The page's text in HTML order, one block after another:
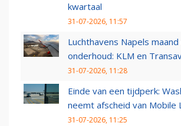
kwartaal
31-07-2026, 11:57
Luchthavens Napels
onderhoud: KLM en
31-07-2026, 11:28
Einde van een tijdperk:
neemt afscheid van Mobile
31-07-2026, 11:25